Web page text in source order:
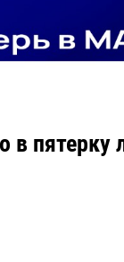
в пятерку